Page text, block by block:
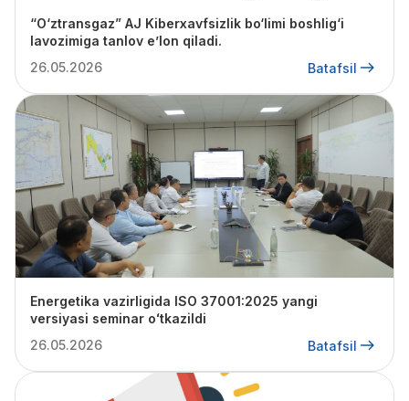
“O‘ztransgaz” AJ Kiberxavfsizlik bo‘limi boshlig‘i
lavozimiga tanlov e’lon qiladi.
26.05.2026
Batafsil
Energetika vazirligida ISO 37001:2025 yangi
versiyasi seminar oʻtkazildi
26.05.2026
Batafsil